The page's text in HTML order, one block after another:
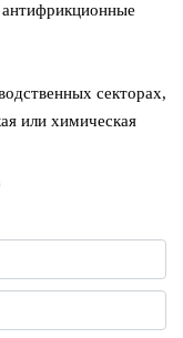
секторах,
или химическая